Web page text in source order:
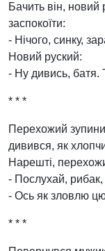
Бачить він,
заспокоїти:
- Нічого, синку,
Новий руский:
- Ну дивись, батя.
* * *
Перехожий
дивився, як
Нарешті,
- Послухай,
- Ось як зловлю цю
* * *